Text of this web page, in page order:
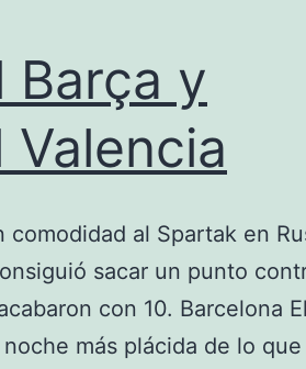
Barça y
comodidad al Spartak en
sacar un punto
con 10. Barcelona El
más plácida de lo que